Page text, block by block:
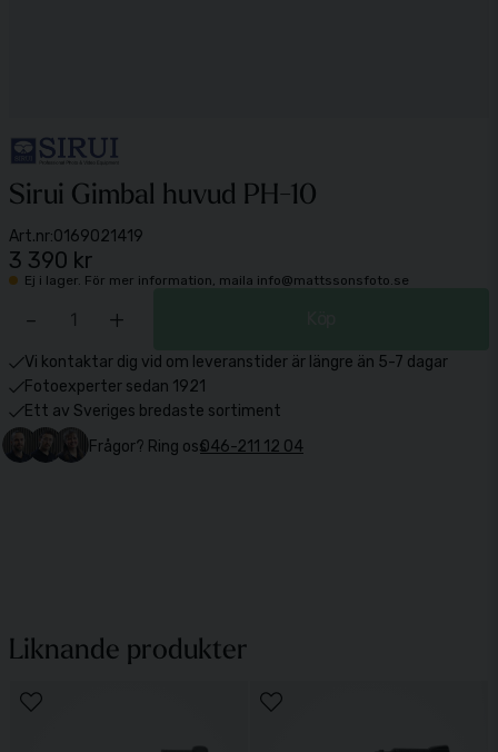
Sirui Gimbal huvud PH-10
Art.nr:0169021419
3 390 kr
Ej i lager. För mer information, maila info@mattssonsfoto.se
- +
Vi kontaktar dig vid om leveranstider är längre än 5-7 dagar
Fotoexperter sedan 1921
Ett av Sveriges bredaste sortiment
Frågor? Ring oss046-211 12 04
Liknande produkter